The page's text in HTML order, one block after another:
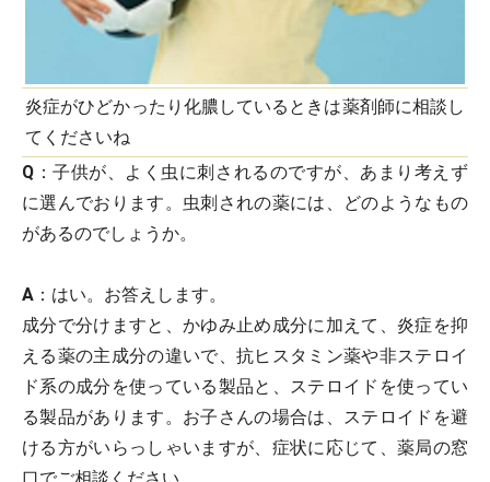
炎症がひどかったり化膿しているときは薬剤師に相談し
てくださいね
Q ：子供が、よく虫に刺されるのですが、あまり考えず
に選んでおります。虫刺されの薬には、どのようなもの
があるのでしょうか。
A ：はい。お答えします。
成分で分けますと、かゆみ止め成分に加えて、炎症を抑
える薬の主成分の違いで、抗ヒスタミン薬や非ステロイ
ド系の成分を使っている製品と、ステロイドを使ってい
る製品があります。お子さんの場合は、ステロイドを避
ける方がいらっしゃいますが、症状に応じて、薬局の窓